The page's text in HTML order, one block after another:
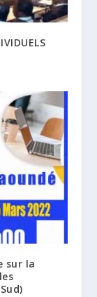
sur la